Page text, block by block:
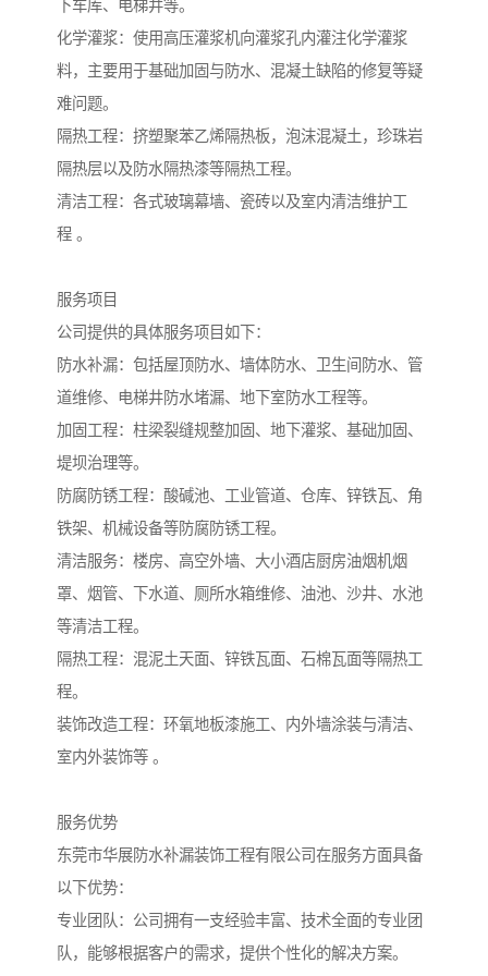
下车库、电梯井等。
化学灌浆：使用高压灌浆机向灌浆孔内灌注化学灌浆
料，主要用于基础加固与防水、混凝土缺陷的修复等疑
难问题。
隔热工程：挤塑聚苯乙烯隔热板，泡沫混凝土，珍珠岩
隔热层以及防水隔热漆等隔热工程。
清洁工程：各式玻璃幕墙、瓷砖以及室内清洁维护工
程 。
服务项目
公司提供的具体服务项目如下：
防水补漏：包括屋顶防水、墙体防水、卫生间防水、管
道维修、电梯井防水堵漏、地下室防水工程等。
加固工程：柱梁裂缝规整加固、地下灌浆、基础加固、
堤坝治理等。
防腐防锈工程：酸碱池、工业管道、仓库、锌铁瓦、角
铁架、机械设备等防腐防锈工程。
清洁服务：楼房、高空外墙、大小酒店厨房油烟机烟
罩、烟管、下水道、厕所水箱维修、油池、沙井、水池
等清洁工程。
隔热工程：混泥土天面、锌铁瓦面、石棉瓦面等隔热工
程。
装饰改造工程：环氧地板漆施工、内外墙涂装与清洁、
室内外装饰等 。
服务优势
东莞市华展防水补漏装饰工程有限公司在服务方面具备
以下优势：
专业团队：公司拥有一支经验丰富、技术全面的专业团
队，能够根据客户的需求，提供个性化的解决方案。